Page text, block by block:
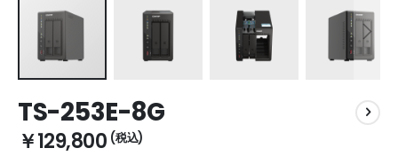
to
the
beginning
TS-253E-8G
￥129,800